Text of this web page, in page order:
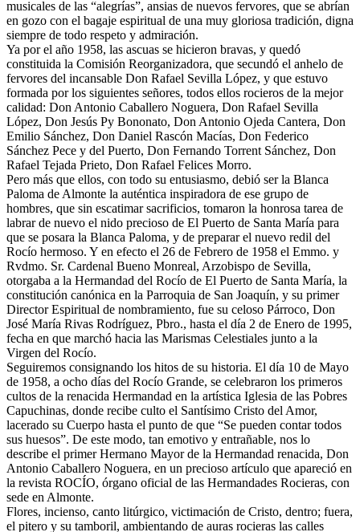
musicales de las “alegrías”, ansias de nuevos fervores, que se abrían
en gozo con el bagaje espiritual de una muy gloriosa tradición, digna
siempre de todo respeto y admiración.
Ya por el año 1958, las ascuas se hicieron bravas, y quedó
constituida la Comisión Reorganizadora, que secundó el anhelo de
fervores del incansable Don Rafael Sevilla López, y que estuvo
formada por los siguientes señores, todos ellos rocieros de la mejor
calidad: Don Antonio Caballero Noguera, Don Rafael Sevilla
López, Don Jesús Py Bononato, Don Antonio Ojeda Cantera, Don
Emilio Sánchez, Don Daniel Rascón Macías, Don Federico
Sánchez Pece y del Puerto, Don Fernando Torrent Sánchez, Don
Rafael Tejada Prieto, Don Rafael Felices Morro.
Pero más que ellos, con todo su entusiasmo, debió ser la Blanca
Paloma de Almonte la auténtica inspiradora de ese grupo de
hombres, que sin escatimar sacrificios, tomaron la honrosa tarea de
labrar de nuevo el nido precioso de El Puerto de Santa María para
que se posara la Blanca Paloma, y de preparar el nuevo redil del
Rocío hermoso. Y en efecto el 26 de Febrero de 1958 el Emmo. y
Rvdmo. Sr. Cardenal Bueno Monreal, Arzobispo de Sevilla,
otorgaba a la Hermandad del Rocío de El Puerto de Santa María, la
constitución canónica en la Parroquia de San Joaquín, y su primer
Director Espiritual de nombramiento, fue su celoso Párroco, Don
José María Rivas Rodríguez, Pbro., hasta el día 2 de Enero de 1995,
fecha en que marchó hacia las Marismas Celestiales junto a la
Virgen del Rocío.
Seguiremos consignando los hitos de su historia. El día 10 de Mayo
de 1958, a ocho días del Rocío Grande, se celebraron los primeros
cultos de la renacida Hermandad en la artística Iglesia de las Pobres
Capuchinas, donde recibe culto el Santísimo Cristo del Amor,
lacerado su Cuerpo hasta el punto de que “Se pueden contar todos
sus huesos”. De este modo, tan emotivo y entrañable, nos lo
describe el primer Hermano Mayor de la Hermandad renacida, Don
Antonio Caballero Noguera, en un precioso artículo que apareció en
la revista ROCÍO, órgano oficial de las Hermandades Rocieras, con
sede en Almonte.
Flores, incienso, canto litúrgico, victimación de Cristo, dentro; fuera,
el pitero y su tamboril, ambientando de auras rocieras las calles